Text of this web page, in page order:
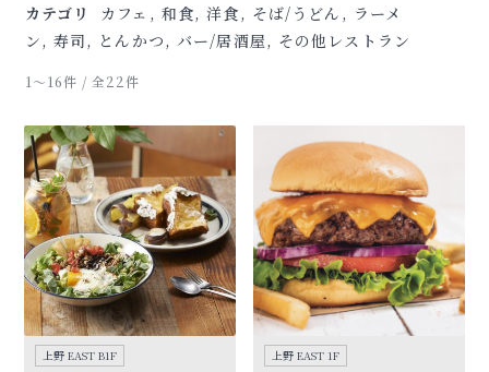
カテゴリ
カフェ, 和食, 洋食, そば/うどん, ラーメ
ン, 寿司, とんかつ, バー/居酒屋, その他レストラン
1〜16件 / 全22件
上野 EAST B1F
上野 EAST 1F